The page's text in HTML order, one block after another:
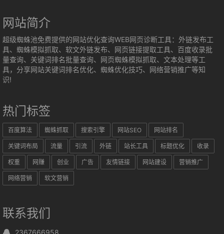
网站简介
超级蜘蛛池免费提供的网站优化查询WEB网页诊断工具：外链发布工
具、蜘蛛模拟抓取、软文外链发布、网页链接提取工具、百度收录批
量查询、关键词排名批量查询、网页蜘蛛模拟抓取、文本处理等工
具，分享网站关键词排名优化、蜘蛛优化技巧、网络营销推广等知
识!
热门标签
百度算法 蜘蛛抓取 搜索引擎 网站SEO 网站排名
关键词布局 流量 引流 外链 站长工具 标题优化 收录
权重 网赚 创业 广告 友情链接 网站建设 营销推广
网络营销 软文营销
联系我们
2367666958